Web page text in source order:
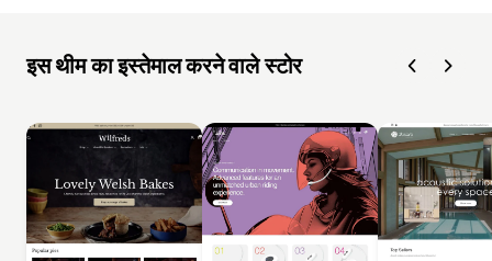
इस थीम का इस्तेमाल करने वाले स्टोर